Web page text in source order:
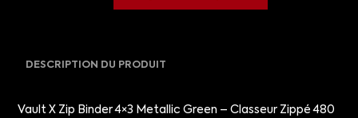
DESCRIPTION DU PRODUIT
Vault X Zip Binder 4×3 Metallic Green – Classeur Zippé 480